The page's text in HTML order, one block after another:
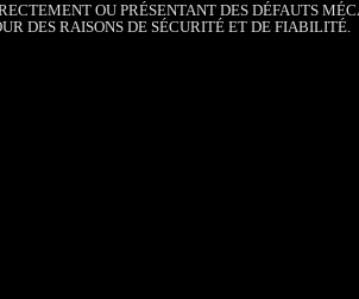
OU PRÉSENTANT DES DÉFAUTS
DES RAISONS DE SÉCURITÉ ET DE FIABILITÉ.